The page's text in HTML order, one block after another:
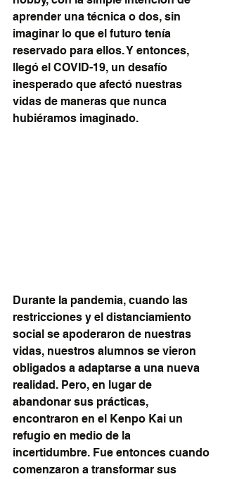
aprender una técnica o dos, sin
imaginar lo que el futuro tenía
reservado para ellos. Y entonces,
llegó el COVID-19, un desafío
inesperado que afectó nuestras
vidas de maneras que nunca
hubiéramos imaginado.
Durante la pandemia, cuando las
restricciones y el distanciamiento
social se apoderaron de nuestras
vidas, nuestros alumnos se vieron
obligados a adaptarse a una nueva
realidad. Pero, en lugar de
abandonar sus prácticas,
encontraron en el Kenpo Kai un
refugio en medio de la
incertidumbre. Fue entonces cuando
comenzaron a transformar sus